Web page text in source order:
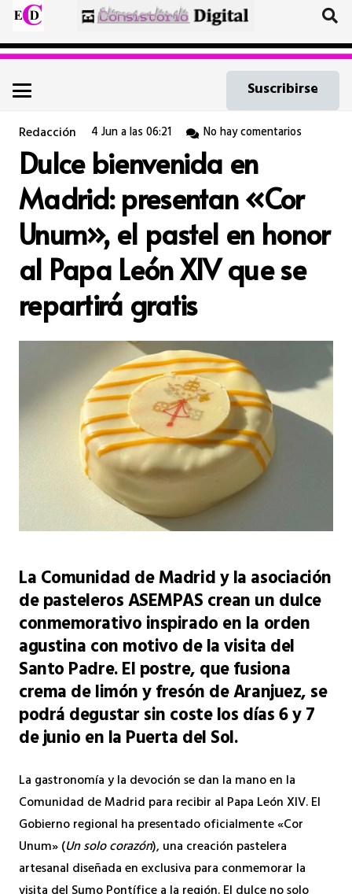
Suscribirse
Redacción 4 Jun a las 06:21 No hay comentarios
Dulce bienvenida en
Madrid: presentan «Cor
Unum», el pastel en honor
al Papa León XIV que se
repartirá gratis
La Comunidad de Madrid y la asociación
de pasteleros ASEMPAS crean un dulce
conmemorativo inspirado en la orden
agustina con motivo de la visita del
Santo Padre. El postre, que fusiona
crema de limón y fresón de Aranjuez, se
podrá degustar sin coste los días 6 y 7
de junio en la Puerta del Sol.
La gastronomía y la devoción se dan la mano en la
Comunidad de Madrid para recibir al Papa León XIV. El
Gobierno regional ha presentado oficialmente «Cor
Unum» (Un solo corazón), una creación pastelera
artesanal diseñada en exclusiva para conmemorar la